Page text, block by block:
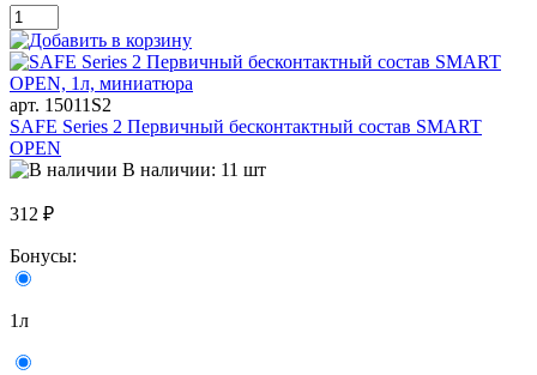
арт. 15011S2
SAFE Series 2 Первичный бесконтактный состав SMART
OPEN
В наличии: 11 шт
312 ₽
Бонусы:
1л